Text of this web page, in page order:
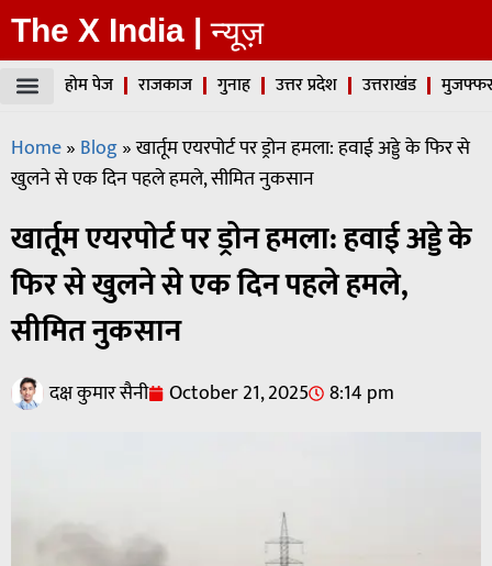
The X India | न्यूज़
होम पेज राजकाज गुनाह उत्तर प्रदेश उत्तराखंड
Home» Blog»खार्तूम एयरपोर्ट पर ड्रोन हमला: हवाई अड्डे के फिर से
खुलने से एक दिन पहले हमले, सीमित नुकसान
खार्तूम एयरपोर्ट पर ड्रोन हमला: हवाई अड्डे के
फिर से खुलने से एक दिन पहले हमले,
सीमित नुकसान
दक्ष कुमार सैनी October 21, 2025 8:14 pm